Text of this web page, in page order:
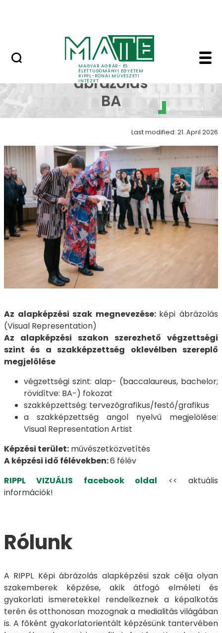
MAGYAR AGRÁR- ÉS
ÉLETTUDOMÁNYI EGYETEM
RIPPL-RÓNAI MŰVÉSZETI
INTÉZET
Képi ábrázolás
Képi
ábrázolás
BA
Last modified: 21. April 2026
Az alapképzési szak megnevezése: képi ábrázolás
(Visual Representation)
Az alapképzési szakon szerezhető végzettségi
szint és a szakképzettség oklevélben szereplő
megjelölése
végzettségi szint: alap- (baccalaureus, bachelor;
rövidítve: BA-) fokozat
szakképzettség: tervezőgrafikus/festő/grafikus
a szakképzettség angol nyelvű megjelölése:
Visual Representation Artist
Képzési terület: művészetközvetítés
A képzési idő félévekben:6 félév
RIPPL VIZUÁLIS facebook oldal << aktuális
információk!
Rólunk
A RIPPL Képi ábrázolás alapképzési szak célja olyan
szakemberek képzése, akik átfogó elméleti és
gyakorlati ismeretekkel rendelkeznek a képalkotás
terén és otthonosan mozognak a medialitás világában
is. A főként gyakorlatorientált képzésünk tantervében